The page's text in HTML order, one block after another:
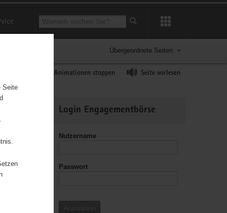
Suchbegriff
Suche starten
Übergeordnete Seiten
Animationen stoppen Seite vorlesen
Informationen
Login Engagementbörse
Nutzername
Passwort
Anmelden
Seite